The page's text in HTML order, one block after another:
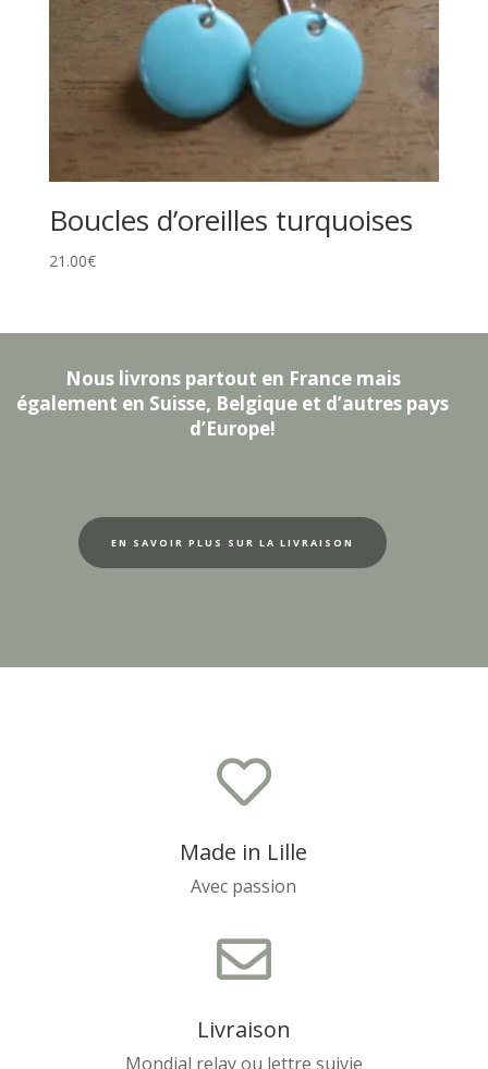
Boucles d’oreilles turquoises
21.00€
Nous livrons partout en France mais
également en Suisse, Belgique et d’autres pays
d’Europe!
EN SAVOIR PLUS SUR LA LIVRAISON

Made in Lille
Avec passion

Livraison
Mondial relay ou lettre suivie